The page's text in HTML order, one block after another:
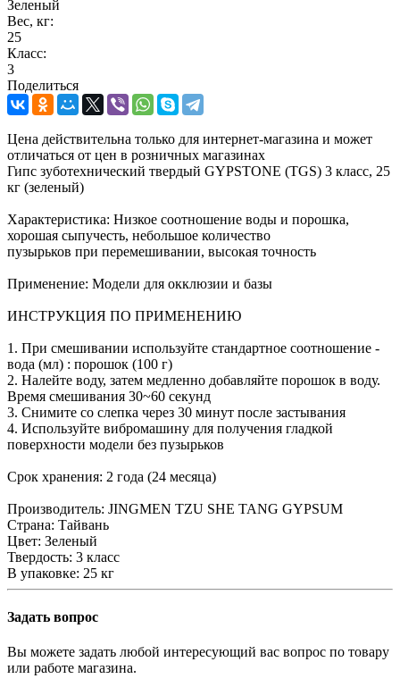
Зеленый
Вес, кг:
25
Класс:
3
Поделиться
Цена действительна только для интернет-магазина и может
отличаться от цен в розничных магазинах
Гипс зуботехнический твердый GYPSTONE (TGS) 3 класс, 25
кг (зеленый)
Характеристика: Низкое соотношение воды и порошка,
хорошая сыпучесть, небольшое количество
пузырьков при перемешивании, высокая точность
Применение: Модели для окклюзии и базы
ИНСТРУКЦИЯ ПО ПРИМЕНЕНИЮ
1. При смешивании используйте стандартное соотношение -
вода (мл) : порошок (100 г)
2. Налейте воду, затем медленно добавляйте порошок в воду.
Время смешивания 30~60 секунд
3. Снимите со слепка через 30 минут после застывания
4. Используйте вибромашину для получения гладкой
поверхности модели без пузырьков
Срок хранения: 2 года (24 месяца)
Производитель: JINGMEN TZU SHE TANG GYPSUM
Страна: Тайвань
Цвет: Зеленый
Твердость: 3 класс
В упаковке: 25 кг
Задать вопрос
Вы можете задать любой интересующий вас вопрос по товару
или работе магазина.